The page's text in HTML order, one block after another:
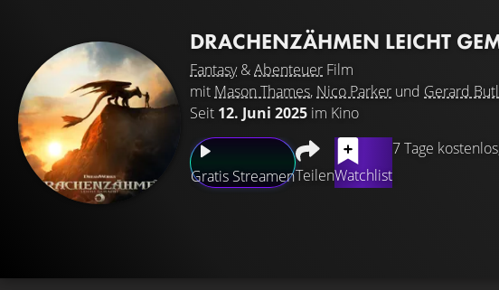
DRACHENZÄHMEN LEICHT
Fantasy&Abenteuer Film
mit Mason Thames, Nico Parker und Gerard
Seit 12. Juni 2025 im Kino
Gratis StreamenTeilenWatchlist
7 Tage